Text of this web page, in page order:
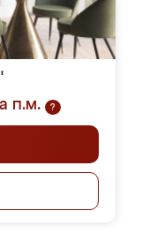
п.м.
?